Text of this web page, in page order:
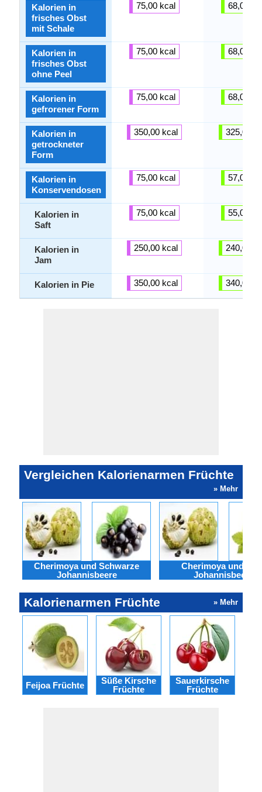
Kalorien in
frisches Obst
mit Schale
Kalorien in
frisches Obst
ohne Peel
Kalorien in
gefrorener Form
Kalorien in
getrockneter
Form
Kalorien in
Konservendosen
Kalorien in
Saft
Kalorien in
Jam
Kalorien in Pie
75,00 kcal
75,00 kcal
75,00 kcal
350,00 kcal
75,00 kcal
75,00 kcal
250,00 kcal
350,00 kcal
68,00
68,00
68,00
325,00
57,00
55,00
240,00
340,00
Vergleichen Kalorienarmen Früchte
» Mehr
Cherimoya und Schwarze
Johannisbeere
Cherimoya und
Johannisbeere
Kalorienarmen Früchte » Mehr
Feijoa Früchte
Süße Kirsche
Früchte
Sauerkirsche
Früchte